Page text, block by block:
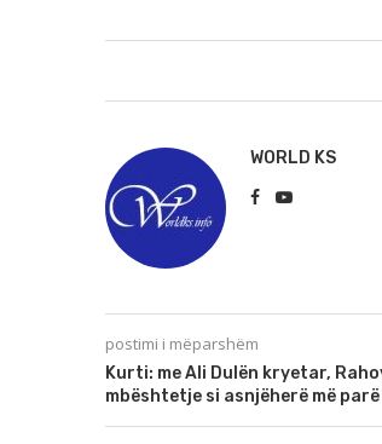
WORLD KS
postimi i mëparshëm
Kurti: me Ali Dulën kryetar,
mbështetje si asnjëherë më parë